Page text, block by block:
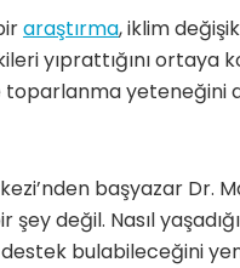
araştırma, iklim
yıprattığını ortaya
yeteneğini
başyazar Dr.
değil. Nasıl
bulabileceğini